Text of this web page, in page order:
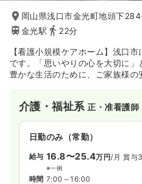
岡山県浅口市金光町地頭下
金光駅
22分
【看護小規模ケアホーム】浅口
です。「思いやりの心を大切に
豊かな生活のために、ご家族様の
や、生活スタイルに合わせた支
ています。
介護・福祉系正・准看護師
日勤のみ（常勤）
給与 16.8〜25.4万円/月 賞与
※一例
時間 7:00～16:00